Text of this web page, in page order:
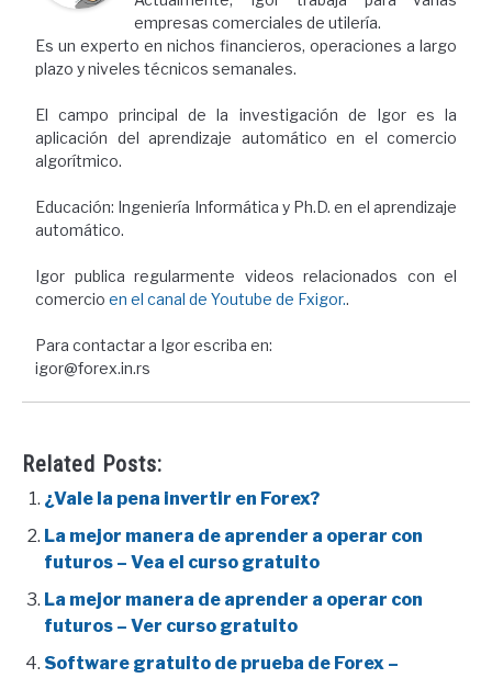
empresas comerciales de utilería.
Es un experto en nichos financieros, operaciones a largo
plazo y niveles técnicos semanales.
El campo principal de la investigación de Igor es la
aplicación del aprendizaje automático en el comercio
algorítmico.
Educación: Ingeniería Informática y Ph.D. en el aprendizaje
automático.
Igor publica regularmente videos relacionados con el
comercio en el canal de Youtube de Fxigor..
Para contactar a Igor escriba en:
igor@forex.in.rs
Related Posts:
¿Vale la pena invertir en Forex?
La mejor manera de aprender a operar con
futuros – Vea el curso gratuito
La mejor manera de aprender a operar con
futuros – Ver curso gratuito
Software gratuito de prueba de Forex –